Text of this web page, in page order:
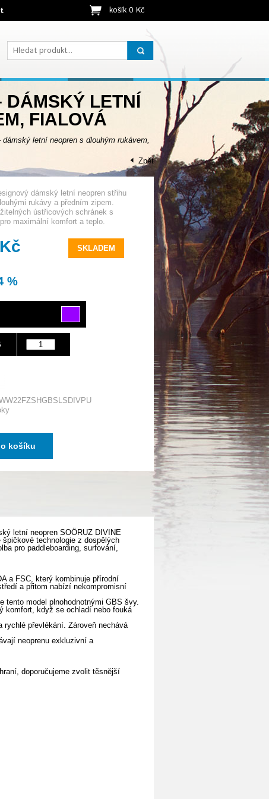
košík 0 Kč
DÁMSKÝ LETNÍ
FIALOVÁ
letní neopren s dlouhým rukávem,
Zpět
dámský letní neopren střihu
rukávy a předním zipem.
ústřicových schránek s
maximální komfort a teplo.
%
SKLADEM
košíku
letní neopren SOÖRUZ DIVINE
technologie z dospělých
pro paddleboarding, surfování,
a FSC, který kombinuje přírodní
a přitom nabízí nekompromisní
tento model plnohodnotnými GBS švy.
komfort, když se ochladí nebo fouká
převlékání. Zároveň nechává
neoprenu exkluzivní a
doporučujeme zvolit těsnější